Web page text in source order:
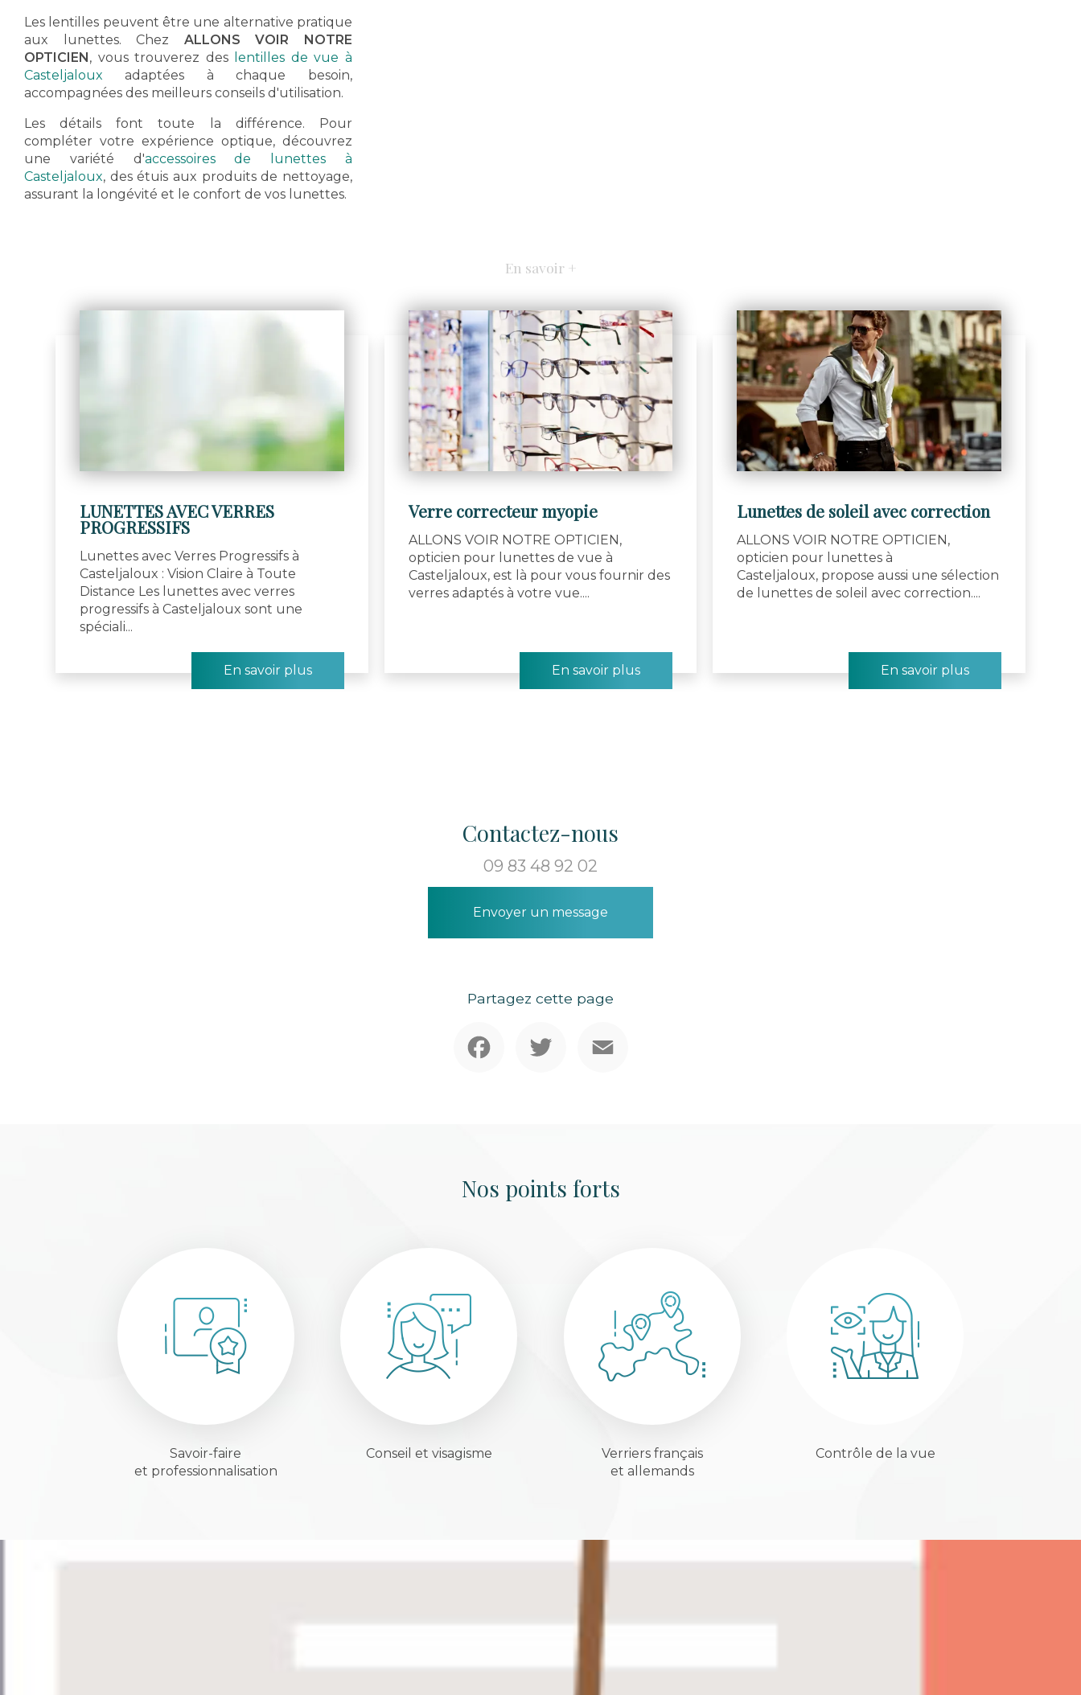
Les lentilles peuvent être une alternative pratique
aux lunettes. Chez ALLONS VOIR NOTRE
OPTICIEN, vous trouverez des
lentilles de vue à
Casteljaloux adaptées à chaque besoin,
accompagnées des meilleurs conseils d'utilisation.
Les détails font toute la différence. Pour
compléter votre expérience optique, découvrez
une variété d'accessoires de lunettes à
Casteljaloux, des étuis aux produits de nettoyage,
assurant la longévité et le confort de vos lunettes.
En savoir +
LUNETTES AVEC VERRES
PROGRESSIFS
Lunettes avec Verres Progressifs à
Casteljaloux : Vision Claire à Toute
Distance Les lunettes avec verres
progressifs à Casteljaloux sont une
spéciali...
En savoir plus
Verre correcteur myopie
ALLONS VOIR NOTRE OPTICIEN,
opticien pour lunettes de vue à
Casteljaloux, est là pour vous fournir des
verres adaptés à votre vue....
En savoir plus
Lunettes de soleil avec correction
ALLONS VOIR NOTRE OPTICIEN,
opticien pour lunettes à
Casteljaloux, propose aussi une sélection
de lunettes de soleil avec correction....
En savoir plus
Contactez-nous
09 83 48 92 02
Envoyer un message
Partagez cette page
Nos points forts
Savoir-faire
et professionnalisation
Conseil et visagisme
Verriers français
et allemands
Contrôle de la vue